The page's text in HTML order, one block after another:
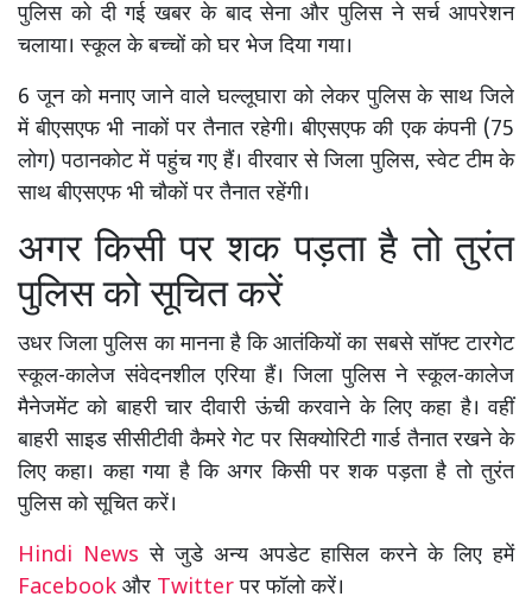
पुलिस को दी गई खबर के बाद सेना और पुलिस ने सर्च आपरेशन
चलाया। स्कूल के बच्चों को घर भेज दिया गया।
6 जून को मनाए जाने वाले घल्लूघारा को लेकर पुलिस के साथ जिले
में बीएसएफ भी नाकों पर तैनात रहेगी। बीएसएफ की एक कंपनी (75
लोग) पठानकोट में पहुंच गए हैं। वीरवार से जिला पुलिस, स्वेट टीम के
साथ बीएसएफ भी चौकों पर तैनात रहेंगी।
अगर किसी पर शक पड़ता है तो तुरंत
पुलिस को सूचित करें
उधर जिला पुलिस का मानना है कि आतंकियों का सबसे सॉफ्ट टारगेट
स्कूल-कालेज संवेदनशील एरिया हैं। जिला पुलिस ने स्कूल-कालेज
मैनेजमेंट को बाहरी चार दीवारी ऊंची करवाने के लिए कहा है। वहीं
बाहरी साइड सीसीटीवी कैमरे गेट पर सिक्योरिटी गार्ड तैनात रखने के
लिए कहा। कहा गया है कि अगर किसी पर शक पड़ता है तो तुरंत
पुलिस को सूचित करें।
Hindi Newsसे जुडे अन्य अपडेट हासिल करने के लिए हमें
Facebook और Twitterपर फॉलो करें।